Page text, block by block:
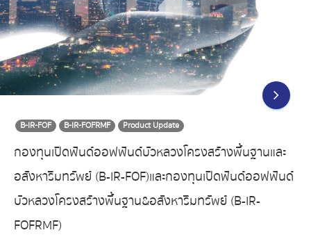
B-IR-FOF B-IR-FOFRMF Product Update
กองทุนเปิดฟันด์ออฟฟันด์บัวหลวงโครงสร้างพื้นฐานและ
อสังหาริมทรัพย์ (B-IR-FOF)และกองทุนเปิดฟันด์ออฟฟันด์
บัวหลวงโครงสร้างพื้นฐาน&อสังหาริมทรัพย์ (B-IR-
FOFRMF)